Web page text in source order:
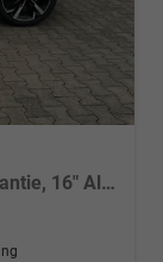
Extra Plus 1.5 TSI 150PS, 5 Jahre Garantie, 16" Alu, Kessy, Alarm, Parksensoren vo/hi, Rückfahrkamera, Climatronic, Radio 8" + SmartLink, Sitzheizung, Tempomat, M-Lederlenkrad beheizt, Armlehne, NSW, SunSet, Virtual Cockpit